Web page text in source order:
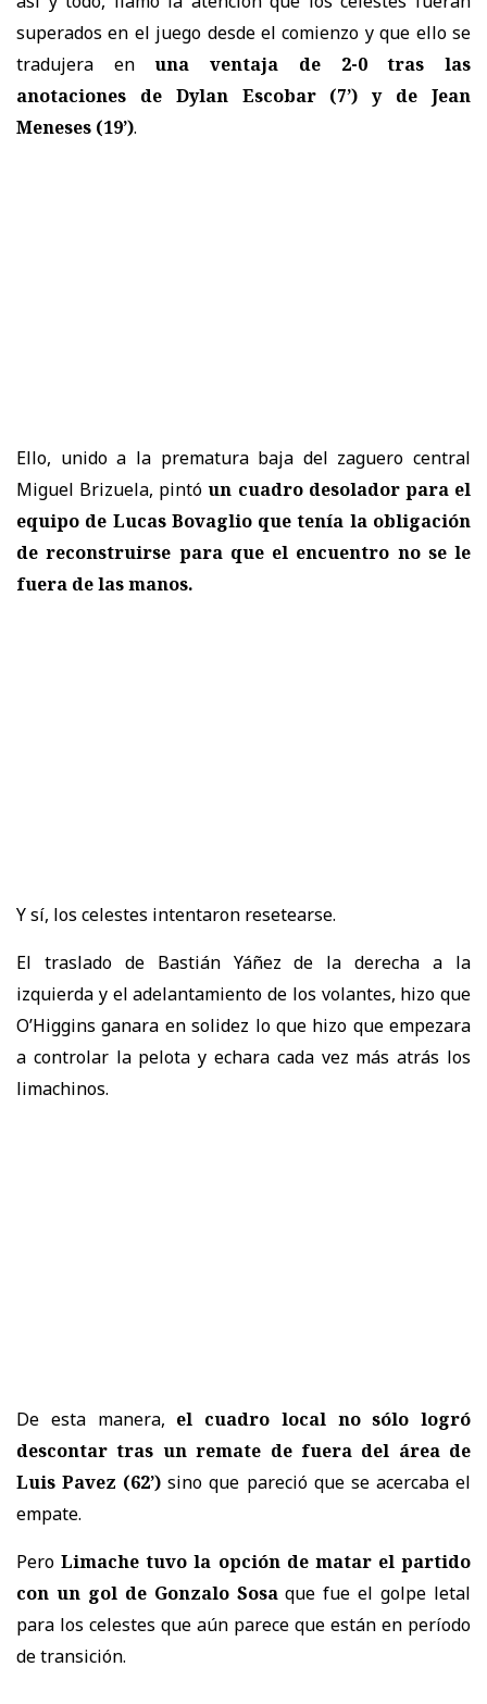
superados en el juego desde el comienzo y que ello se
tradujera enuna ventaja de 2-0 tras las
anotaciones de Dylan Escobar (7’) y de Jean
Meneses (19’).
Ello, unido a la prematura baja del zaguero central
Miguel Brizuela, pintóun cuadro desolador para el
equipo de Lucas Bovaglio que tenía la obligación
de reconstruirse para que el encuentro no se le
fuera de las manos.
Y sí, los celestes intentaron resetearse.
El traslado de Bastián Yáñez de la derecha a la
izquierda y el adelantamiento de los volantes, hizo que
O’Higgins ganara en solidez lo que hizo que empezara
a controlar la pelota y echara cada vez más atrás los
limachinos.
De esta manera, el cuadro local no sólo logró
descontar tras un remate de fuera del área de
Luis Pavez (62’) sino que pareció que se acercaba el
empate.
PeroLimache tuvo la opción de matar el partido
con un gol de Gonzalo Sosaque fue el golpe letal
para los celestes que aún parece que están en período
de transición.